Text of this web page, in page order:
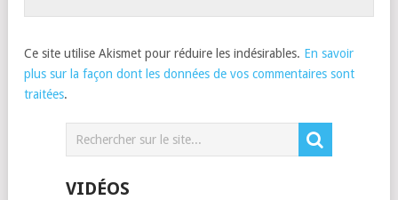
Ce site utilise Akismet pour réduire les indésirables. En savoir
plus sur la façon dont les données de vos commentaires sont
traitées.
VIDÉOS